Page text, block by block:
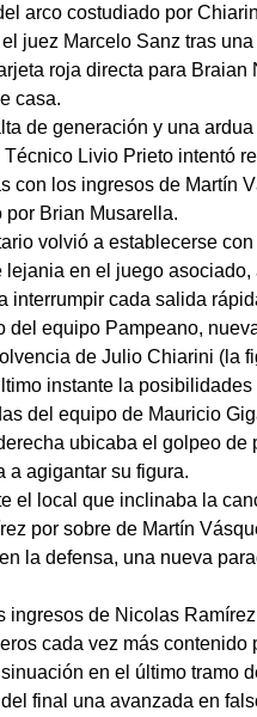
arco costudiado por
juez Marcelo Sanz tras
roja directa para Braian
casa.
de generación y una
Livio Prieto intentó
con los ingresos de Martín
Brian Musarella.
volvió a establecerse
en el juego
interrumpir cada salida
del equipo Pampeano,
de Julio Chiarini (la
instante la
del equipo de Mauricio
ubicaba el golpeo de
a agigantar su figura.
el local que inclinaba la
por sobre de Martín
la defensa, una nueva
ingresos de Nicolas
cada vez más contenido
en el último tramo
final una avanzada en